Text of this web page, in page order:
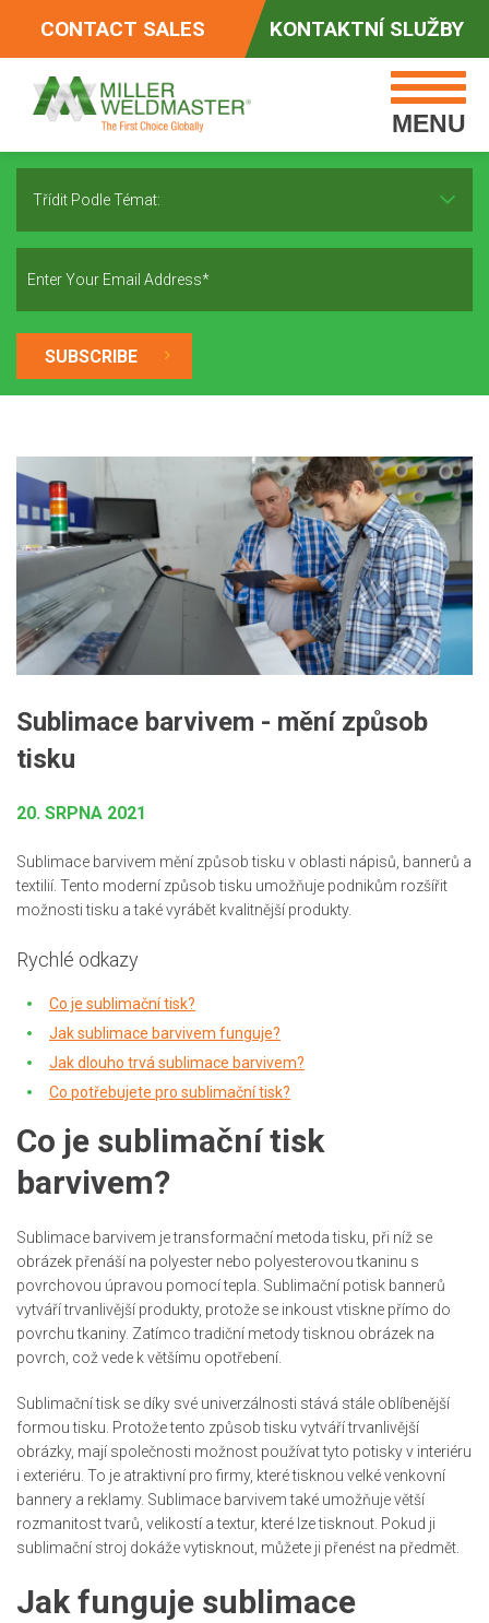
CONTACT SALES KONTAKTNÍ SLUŽBY
MENU
Třídit Podle Témat:
Sublimace barvivem - mění způsob
tisku
20. SRPNA 2021
Sublimace barvivem mění způsob tisku v oblasti nápisů, bannerů a
textilií. Tento moderní způsob tisku umožňuje podnikům rozšířit
možnosti tisku a také vyrábět kvalitnější produkty.
Rychlé odkazy
Co je sublimační tisk?
Jak sublimace barvivem funguje?
Jak dlouho trvá sublimace barvivem?
Co potřebujete pro sublimační tisk?
Co je sublimační tisk
barvivem?
Sublimace barvivem je transformační metoda tisku, při níž se
obrázek přenáší na polyester nebo polyesterovou tkaninu s
povrchovou úpravou pomocí tepla. Sublimační potisk bannerů
vytváří trvanlivější produkty, protože se inkoust vtiskne přímo do
povrchu tkaniny. Zatímco tradiční metody tisknou obrázek na
povrch, což vede k většímu opotřebení.
Sublimační tisk se díky své univerzálnosti stává stále oblíbenější
formou tisku. Protože tento způsob tisku vytváří trvanlivější
obrázky, mají společnosti možnost používat tyto potisky v interiéru
i exteriéru. To je atraktivní pro firmy, které tisknou velké venkovní
bannery a reklamy. Sublimace barvivem také umožňuje větší
rozmanitost tvarů, velikostí a textur, které lze tisknout. Pokud ji
sublimační stroj dokáže vytisknout, můžete ji přenést na předmět.
Jak funguje sublimace